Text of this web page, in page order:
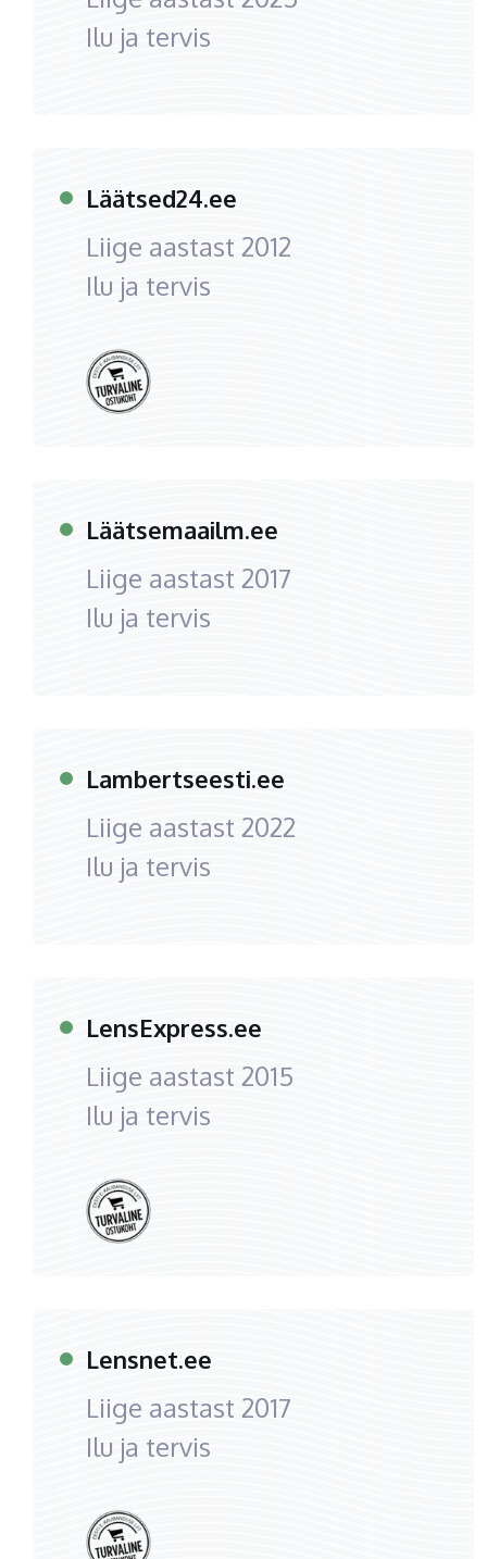
Ilu ja tervis
Läätsed24.ee
Liige aastast 2012
Ilu ja tervis
Läätsemaailm.ee
Liige aastast 2017
Ilu ja tervis
Lambertseesti.ee
Liige aastast 2022
Ilu ja tervis
LensExpress.ee
Liige aastast 2015
Ilu ja tervis
Lensnet.ee
Liige aastast 2017
Ilu ja tervis